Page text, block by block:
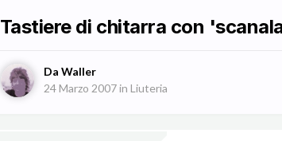
Tastiere di chitarra con
Da Waller
24 Marzo 2007in Liuteria